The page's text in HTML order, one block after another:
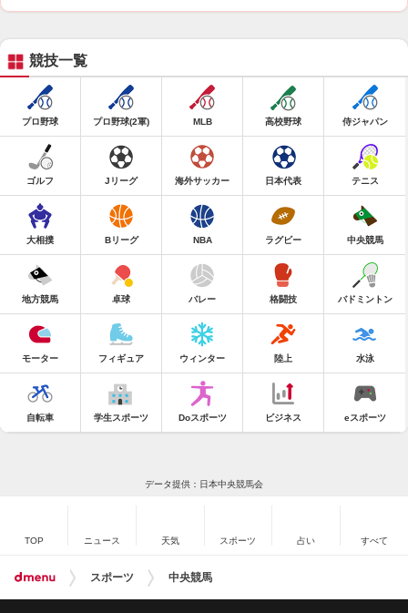
競技一覧
プロ野球 プロ野球(2軍) MLB 高校野球 侍ジャパン
ゴルフ Jリーグ 海外サッカー 日本代表 テニス
大相撲 Bリーグ NBA ラグビー 中央競馬
地方競馬 卓球 バレー 格闘技 バドミントン
モーター フィギュア ウィンター 陸上 水泳
自転車 学生スポーツ Doスポーツ ビジネス eスポーツ
データ提供：日本中央競馬会
TOP ニュース 天気 スポーツ 占い すべて
スポーツ 中央競馬